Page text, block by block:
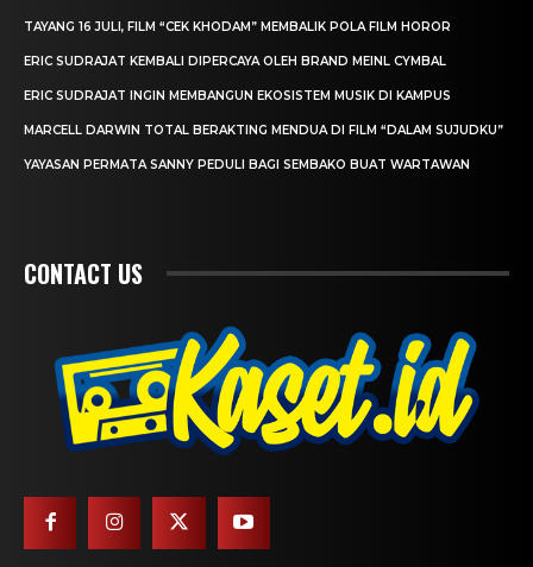
TAYANG 16 JULI, FILM “CEK KHODAM” MEMBALIK POLA FILM HOROR
ERIC SUDRAJAT KEMBALI DIPERCAYA OLEH BRAND MEINL CYMBAL
ERIC SUDRAJAT INGIN MEMBANGUN EKOSISTEM MUSIK DI KAMPUS
MARCELL DARWIN TOTAL BERAKTING MENDUA DI FILM “DALAM SUJUDKU”
YAYASAN PERMATA SANNY PEDULI BAGI SEMBAKO BUAT WARTAWAN
CONTACT US